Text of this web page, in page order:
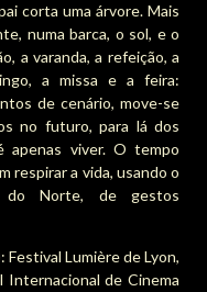
corta uma árvore. Mais
numa barca, o sol, e o
a varanda, a refeição, a
a missa e a feira:
de cenário, move-se
no futuro, para lá dos
viver. O tempo
respirar a vida, usando o
do Norte, de gestos
Festival Lumière de Lyon,
de Cinema